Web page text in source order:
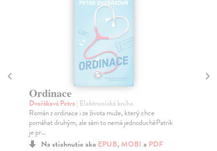
Ordinace
Dvořáková Petra| Elektronická kniha
Román z ordinace i ze života muže, který chce
pomáhat druhým, ale sám to nemá jednoduchéPatrik
je pr...
Na stiahnutie ako EPUB,MOBI a PDF